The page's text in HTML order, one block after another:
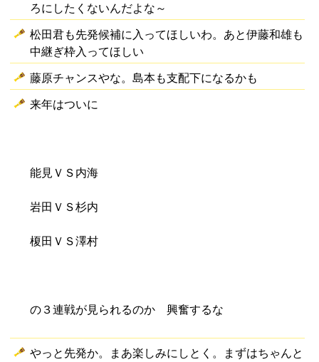
ろにしたくないんだよな～
松田君も先発候補に入ってほしいわ。あと伊藤和雄も
中継ぎ枠入ってほしい
藤原チャンスやな。島本も支配下になるかも
来年はついに
能見ＶＳ内海
岩田ＶＳ杉内
榎田ＶＳ澤村
の３連戦が見られるのか 興奮するな
やっと先発か。まあ楽しみにしとく。まずはちゃんと